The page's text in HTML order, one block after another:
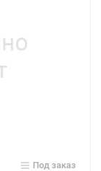
Под заказ